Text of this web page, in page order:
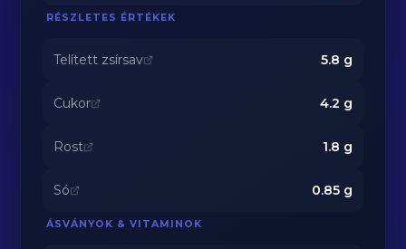
RÉSZLETES ÉRTÉKEK
Telített zsírsav 5.8 g
Cukor 4.2 g
Rost 1.8 g
Só 0.85g
ÁSVÁNYOK & VITAMINOK